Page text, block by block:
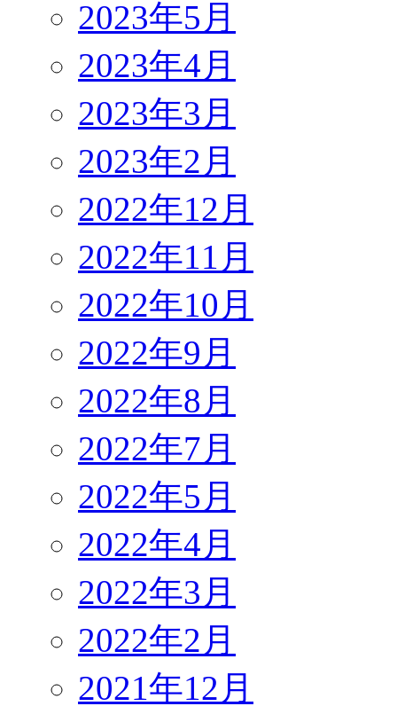
2023年5月
2023年4月
2023年3月
2023年2月
2022年12月
2022年11月
2022年10月
2022年9月
2022年8月
2022年7月
2022年5月
2022年4月
2022年3月
2022年2月
2021年12月